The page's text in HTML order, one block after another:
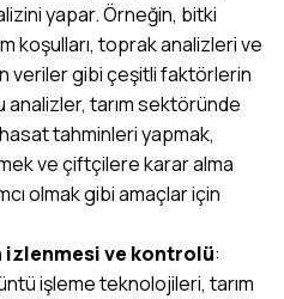
yapar. Örneğin, bitki
koşulları, toprak analizleri ve
veriler gibi çeşitli faktörlerin
analizler, tarım sektöründe
tahminleri yapmak,
ve çiftçilere karar alma
olmak gibi amaçlar için
izlenmesi ve kontrolü:
işleme teknolojileri, tarım